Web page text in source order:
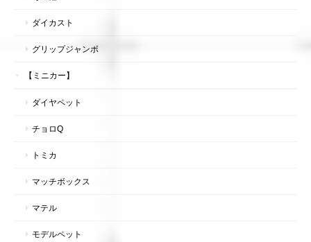
ダイカスト
グリップジャンボ
【ミニカー】
ダイヤペット
チョロQ
トミカ
マッチボックス
マテル
モデルペット